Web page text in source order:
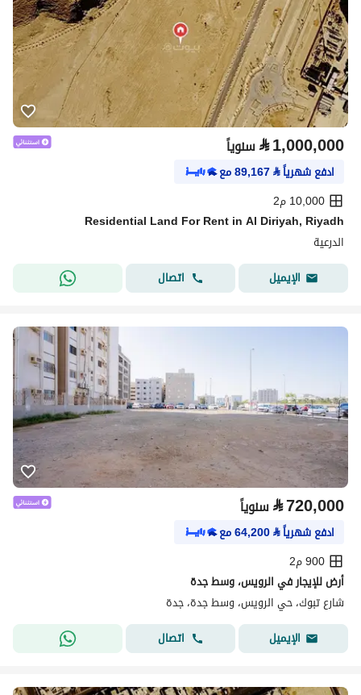
⃁1,000,000 سنوياً
ادفع شهرياً⃁
89,167مع
10,000 م2
Residential Land For Rent in Al Diriyah, Riyadh
الدرعية
الإيميل
اتصال
⃁720,000 سنوياً
ادفع شهرياً⃁
64,200مع
900 م2
أرض للإيجار في الرويس، وسط جدة
شارع تبوك، حي الرويس، وسط جدة، جدة
الإيميل
اتصال